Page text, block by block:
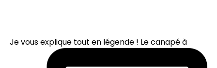
Je vous explique tout en légende ! Le canapé à